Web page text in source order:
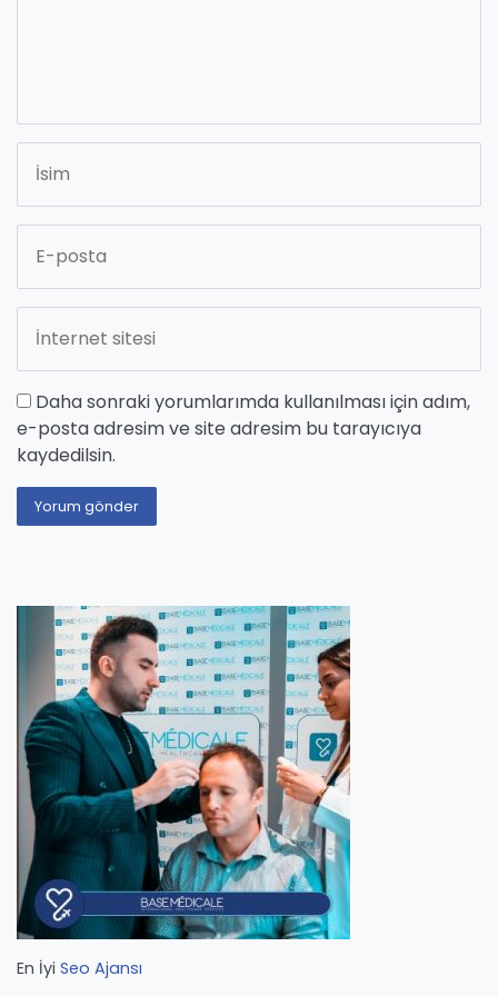
Daha sonraki yorumlarımda kullanılması için adım,
e-posta adresim ve site adresim bu tarayıcıya
kaydedilsin.
En İyi Seo Ajansı